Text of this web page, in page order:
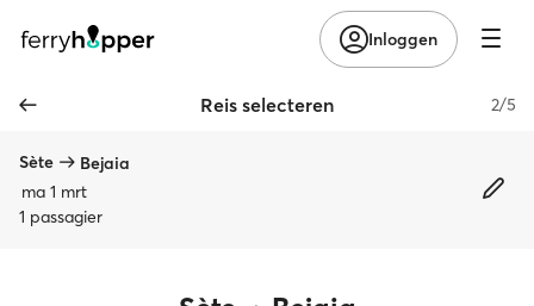
Inloggen
Reis selecteren 2/5
Sète
Bejaia
ma 1 mrt
1 passagier